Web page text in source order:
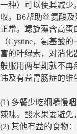
一种）可以使其减少
收。B6帮助丝氨酸
正常。螺旋藻含高蛋
（Cystine，氨基酸
富的叶绿素，对消化
般服用两星期就不再
讳及有益胃肠症的维
(1) 多餐少吃细嚼慢
辣味。酸水果要避免
(2) 其他有益的食物